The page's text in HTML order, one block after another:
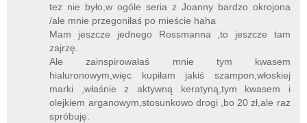
tez nie było,w ogóle seria z Joanny bardzo okrojona
/ale mnie przegoniłaś po mieście haha
Mam jeszcze jednego Rossmanna ,to jeszcze tam
zajrzę.
Ale zainspirowałaś mnie tym kwasem
hialuronowym,więc kupiłam jakiś szampon,włoskiej
marki ,właśnie z aktywną keratyną,tym kwasem i
olejkiem arganowym,stosunkowo drogi ,bo 20 zł,ale raz
spróbuję.